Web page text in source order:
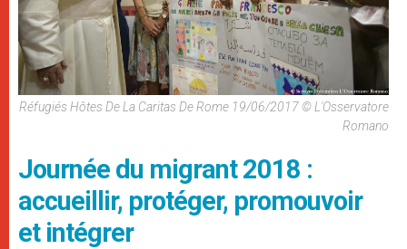
Réfugiés Hôtes De La Caritas De Rome 19/06/2017 © L'Osservatore
Romano
Journée du migrant 2018 :
accueillir, protéger, promouvoir
et intégrer